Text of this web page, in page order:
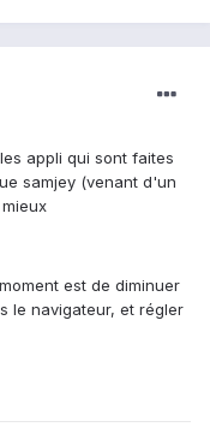
appli qui sont faites
samjey (venant d'un
est de diminuer
le navigateur, et régler